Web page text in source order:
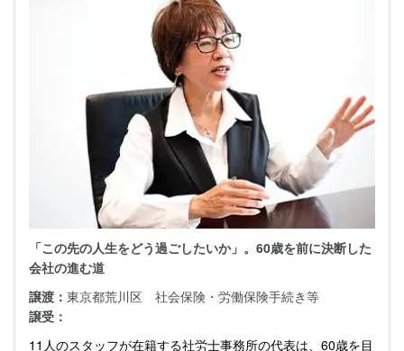
「この先の人生をどう過ごしたいか」。60歳を前に決断した
会社の進む道
譲渡： 東京都荒川区 社会保険・労働保険手続き等
譲受：
11人のスタッフが在籍する社労士事務所の代表は、60歳を目